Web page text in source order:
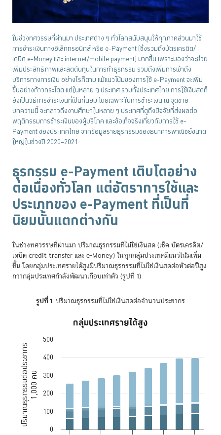
ในช่วงทศวรรษที่ผ่านมา ประเทศต่าง ๆ ทั่วโลกสนับสนุนให้ทุกภาคส่วนมาใช้
การชำระเงินทางอิเล็กทรอนิกส์ หรือ e-Payment (ซีึ่งรวมถึงบัตรเครดิต/
เดบิต e-Money และ internet/mobile payment) มากขึ้น เพราะมองว่าจะช่วย
เพิ่มประสิทธิภาพและลดต้นทุนในการทำธุรกรรม รวมถึงเพิ่มการเข้าถึง
บริการทางการเงิน อย่างไรก็ตาม แม้แนวโน้มของการใช้ e-Payment จะเพิ่ม
ขึ้นอย่างก้าวกระโดด แต่ในหลาย ๆ ประเทศ รวมทั้งประเทศไทย การใช้เงินสดก็
ยังเป็นวิธีการชำระเงินที่เป็นที่นิยม โดยเฉพาะในการชำระเงิน ณ จุดขาย
บทความนี้ จะกล่าวถึงงานศึกษาในหลาย ๆ ประเทศที่ดูถึงปัจจัยที่ส่งผลต่อ
พฤติกรรมการชำระเงินของผู้บริโภค และข้อเท็จจริงเกี่ยวกับการใช้ e-
Payment ของประเทศไทย จากข้อมูลรายธุรกรรมของธนาคารพาณิชย์ขนาด
ใหญ่ในช่วงปี 2020–2021
ธุรกรรม e-Payment เติบโตอย่าง
ต่อเนื่องทั่วโลก แต่อัตราการใช้และ
ประเภทของ e-Payment ที่เป็นที่
นิยมนั้นแตกต่างกัน
ในช่วงทศวรรษที่ผ่านมา ปริมาณธุรกรรมที่ไม่ใช่เงินสด (เช็ค บัตรเครดิต/
เดบิต credit transfer และ e-Money) ในทุกกลุ่มประเทศมีแนวโน้มเพิ่ม
ขึ้น โดยกลุ่มประเทศรายได้สูงมีปริมาณธุรกรรมที่ไม่ใช่เงินสดต่อหัวต่อปีสูง
กว่ากลุ่มประเทศกำลังพัฒนาเกือบเท่าตัว (รูปที่ 1)
รูปที่ 1: ปริมาณธุรกรรมที่ไม่ใช่เงินสดต่อจำนวนประชากร
Bar chart with 4 data series.
The chart has 1 X axis displaying values. Data ranges from 2012 to
The chart has 1 Y axis displaying ปริมาณธุรกรรมต่อประชากร 1,000 ค
ปริมาณธุรกรรมต่อประชากร1,000 คน
กลุ่มประเทศรายได้สูง
0
100
200
300
400
500